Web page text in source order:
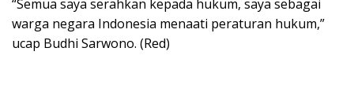
“Semua saya serahkan kepada hukum, saya sebagai
warga negara Indonesia menaati peraturan hukum,”
ucap Budhi Sarwono. (Red)